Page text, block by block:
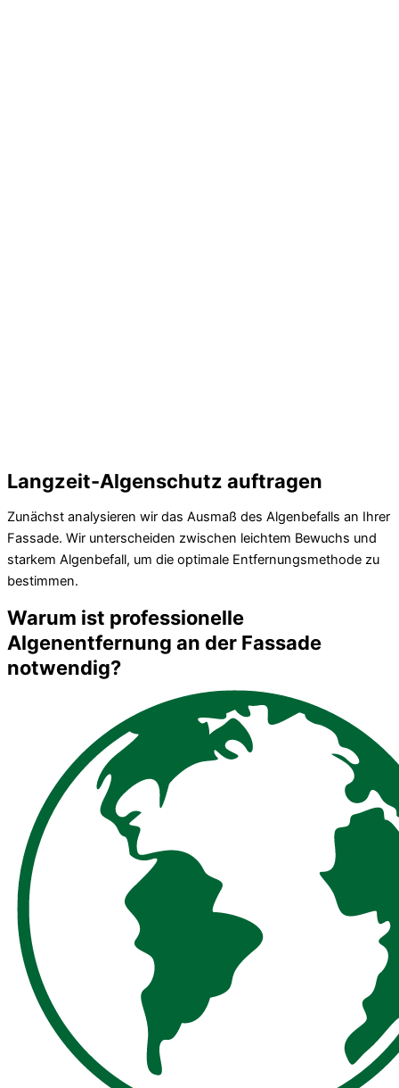
Langzeit-Algenschutz auftragen
Zunächst analysieren wir das Ausmaß des Algenbefalls an Ihrer
Fassade. Wir unterscheiden zwischen leichtem Bewuchs und
starkem Algenbefall, um die optimale Entfernungsmethode zu
bestimmen.
Warum ist professionelle
Algenentfernung an der Fassade
notwendig?